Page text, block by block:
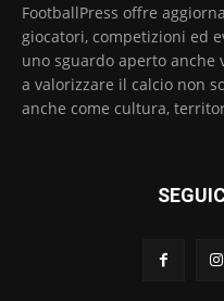
FootballPress offre
giocatori, competizioni ed
uno sguardo aperto
a valorizzare il calcio non
anche come cultura,